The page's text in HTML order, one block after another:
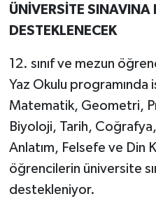
ÜNİVERSİTE SINAVINA
DESTEKLENECEK
12. sınıf ve mezun
Yaz Okulu
Matematik, Geometri,
Biyoloji, Tarih,
Anlatım, Felsefe ve Din
öğrencilerin üniversite
destekleniyor.